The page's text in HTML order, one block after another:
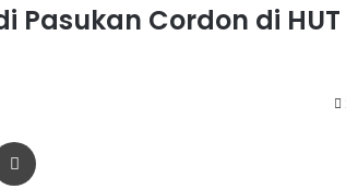
Pasukan Cordon di
via Email